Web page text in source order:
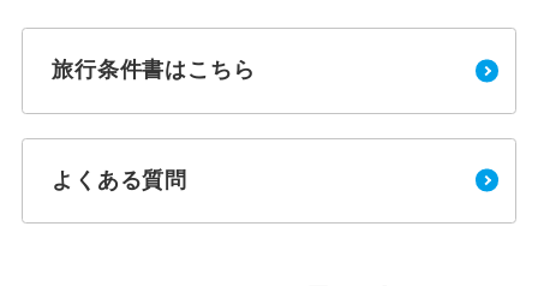
旅行条件書はこちら
よくある質問